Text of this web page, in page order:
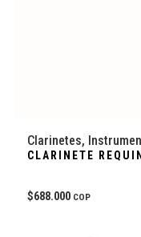
Clarinetes,
CLARINETE
$688.000 COP